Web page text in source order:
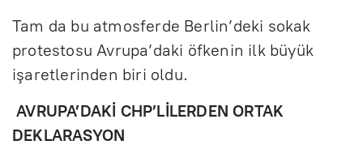
Tam da bu atmosferde Berlin’deki sokak
protestosu Avrupa’daki öfkenin ilk büyük
işaretlerinden biri oldu.
AVRUPA’DAKİ CHP’LİLERDEN ORTAK
DEKLARASYON